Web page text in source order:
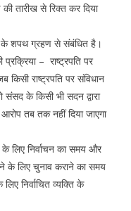
तारीख से रिक्त कर दिया
के शपथ ग्रहण से संबंधित है।
– राष्ट्रपति पर
राष्ट्रपति पर संविधान
संसद के किसी भी सदन द्वारा
तब तक नहीं दिया जाएगा
लिए निर्वाचन का समय और
के लिए चुनाव कराने का समय
निर्वाचित व्यक्ति के